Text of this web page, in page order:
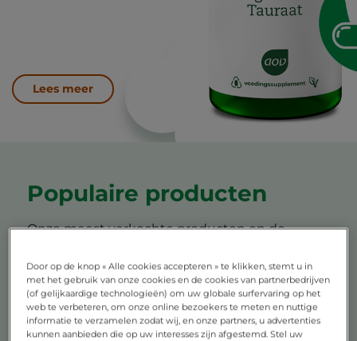
Lees meer
Populaire producten
Onze meest verkochte producten en de
500
Door op de knop « Alle cookies accepteren » te klikken, stemt u in
met het gebruik van onze cookies en de cookies van partnerbedrijven
(of gelijkaardige technologieën) om uw globale surfervaring op het
web te verbeteren, om onze online bezoekers te meten en nuttige
informatie te verzamelen zodat wij, en onze partners, u advertenties
kunnen aanbieden die op uw interesses zijn afgestemd. Stel uw